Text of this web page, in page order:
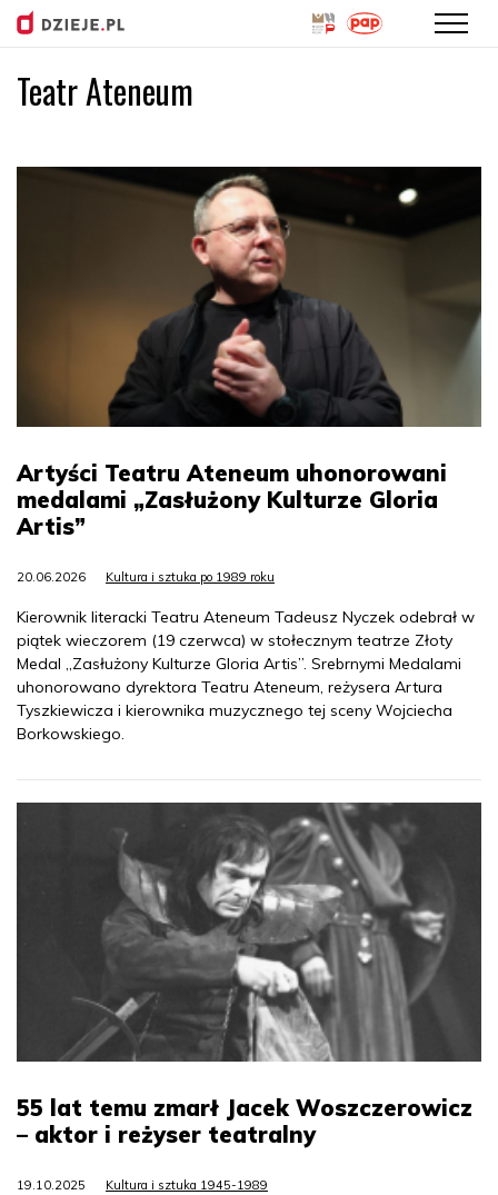
Teatr Ateneum
Artyści Teatru Ateneum uhonorowani
medalami „Zasłużony Kulturze Gloria
Artis”
20.06.2026 Kultura i sztuka po 1989 roku
Kierownik literacki Teatru Ateneum Tadeusz Nyczek odebrał w
piątek wieczorem (19 czerwca) w stołecznym teatrze Złoty
Medal „Zasłużony Kulturze Gloria Artis”. Srebrnymi Medalami
uhonorowano dyrektora Teatru Ateneum, reżysera Artura
Tyszkiewicza i kierownika muzycznego tej sceny Wojciecha
Borkowskiego.
55 lat temu zmarł Jacek Woszczerowicz
– aktor i reżyser teatralny
19.10.2025 Kultura i sztuka 1945-1989